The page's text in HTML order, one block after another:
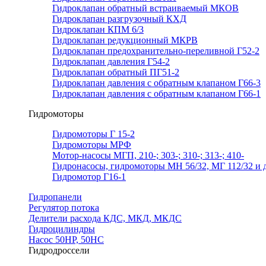
Гидроклапан обратный встраиваемый МКОВ
Гидроклапан разгрузочный КХД
Гидроклапан КПМ 6/3
Гидроклапан редукционный МКРВ
Гидроклапан предохранительно-переливной Г52-2
Гидроклапан давления Г54-2
Гидроклапан обратный ПГ51-2
Гидроклапан давления с обратным клапаном Г66-3
Гидроклапан давления с обратным клапаном Г66-1
Гидромоторы
Гидромоторы Г 15-2
Гидромоторы МРФ
Мотор-насосы МГП, 210-; 303-; 310-; 313-; 410-
Гидронасосы, гидромоторы МН 56/32, МГ 112/32 и
Гидромотор Г16-1
Гидропанели
Регулятор потока
Делители расхода КДС, МКД, МКДС
Гидроцилиндры
Насос 50НР, 50НС
Гидродроссели